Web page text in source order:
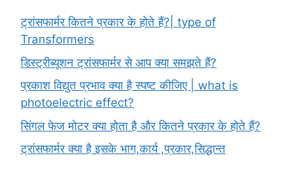
ट्रांसफार्मर कितने प्रकार के होते हैं?| type of
Transformers
डिस्ट्रीब्यूशन ट्रांसफार्मर से आप क्या समझते हैं?
प्रकाश विद्युत प्रभाव क्या है स्पष्ट कीजिए | what is
photoelectric effect?
सिंगल फेज मोटर क्या होता है और कितने प्रकार के होते हैं?
ट्रांसफार्मर क्या है इसके भाग,कार्य ,प्रकार,सिद्धान्त